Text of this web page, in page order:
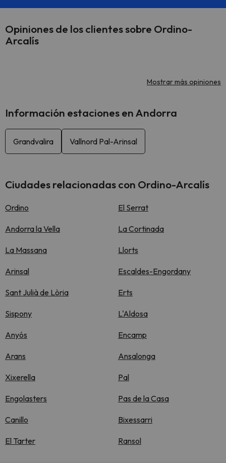
Opiniones de los clientes sobre Ordino-
Arcalís
Mostrar más opiniones
Información estaciones en Andorra
Grandvalira Vallnord Pal-Arinsal
Ciudades relacionadas con Ordino-Arcalís
Ordino El Serrat
Andorra la Vella La Cortinada
La Massana Llorts
Arinsal Escaldes-Engordany
Sant Julià de Lòria Erts
Sispony L'Aldosa
Anyós Encamp
Arans Ansalonga
Xixerella Pal
Engolasters Pas de la Casa
Canillo Bixessarri
El Tarter Ransol